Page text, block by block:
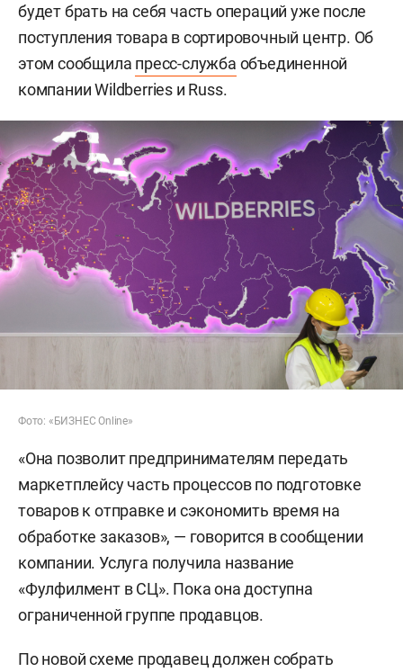
будет брать на себя часть операций уже после
поступления товара в сортировочный центр. Об
этом сообщила пресс-служба объединенной
компании Wildberries и Russ.
Фото: «БИЗНЕС Online»
«Она позволит предпринимателям передать
маркетплейсу часть процессов по подготовке
товаров к отправке и сэкономить время на
обработке заказов», — говорится в сообщении
компании. Услуга получила название
«Фулфилмент в СЦ». Пока она доступна
ограниченной группе продавцов.
По новой схеме продавец должен собрать